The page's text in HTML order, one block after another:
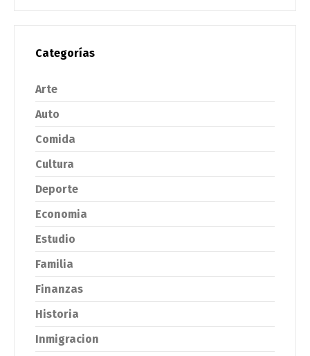
Categorías
Arte
Auto
Comida
Cultura
Deporte
Economia
Estudio
Familia
Finanzas
Historia
Inmigracion